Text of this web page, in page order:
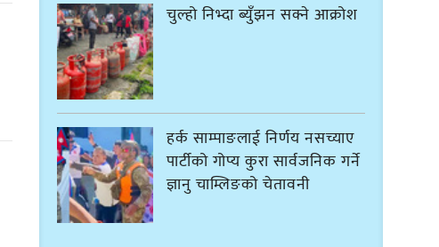
चुल्हो निभ्दा ब्युँझन सक्ने आक्रोश
हर्क साम्पाङलाई निर्णय नसच्याए
पार्टीको गोप्य कुरा सार्वजनिक गर्ने
ज्ञानु चाम्लिङको चेतावनी